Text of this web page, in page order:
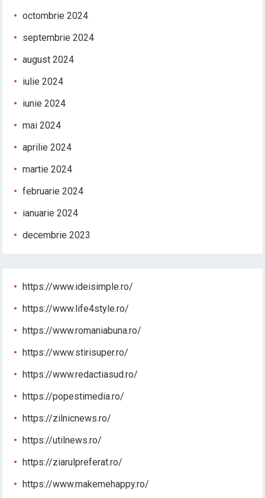
octombrie 2024
septembrie 2024
august 2024
iulie 2024
iunie 2024
mai 2024
aprilie 2024
martie 2024
februarie 2024
ianuarie 2024
decembrie 2023
https://www.ideisimple.ro/
https://www.life4style.ro/
https://www.romaniabuna.ro/
https://www.stirisuper.ro/
https://www.redactiasud.ro/
https://popestimedia.ro/
https://zilnicnews.ro/
https://utilnews.ro/
https://ziarulpreferat.ro/
https://www.makemehappy.ro/